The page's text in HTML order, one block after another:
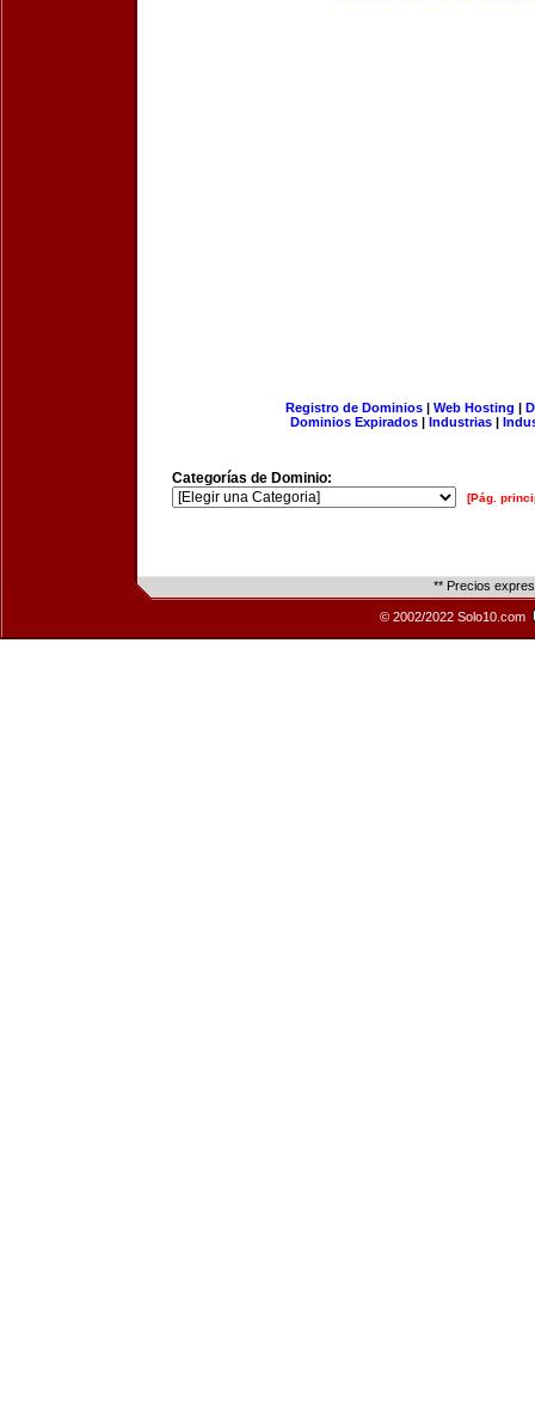
Registro de Dominios| Web Hosting |
Dominios Expirados | Industrias |
Categorías de Dominio:
[Pág.
** Precios
© 2002/2022 Solo10.com